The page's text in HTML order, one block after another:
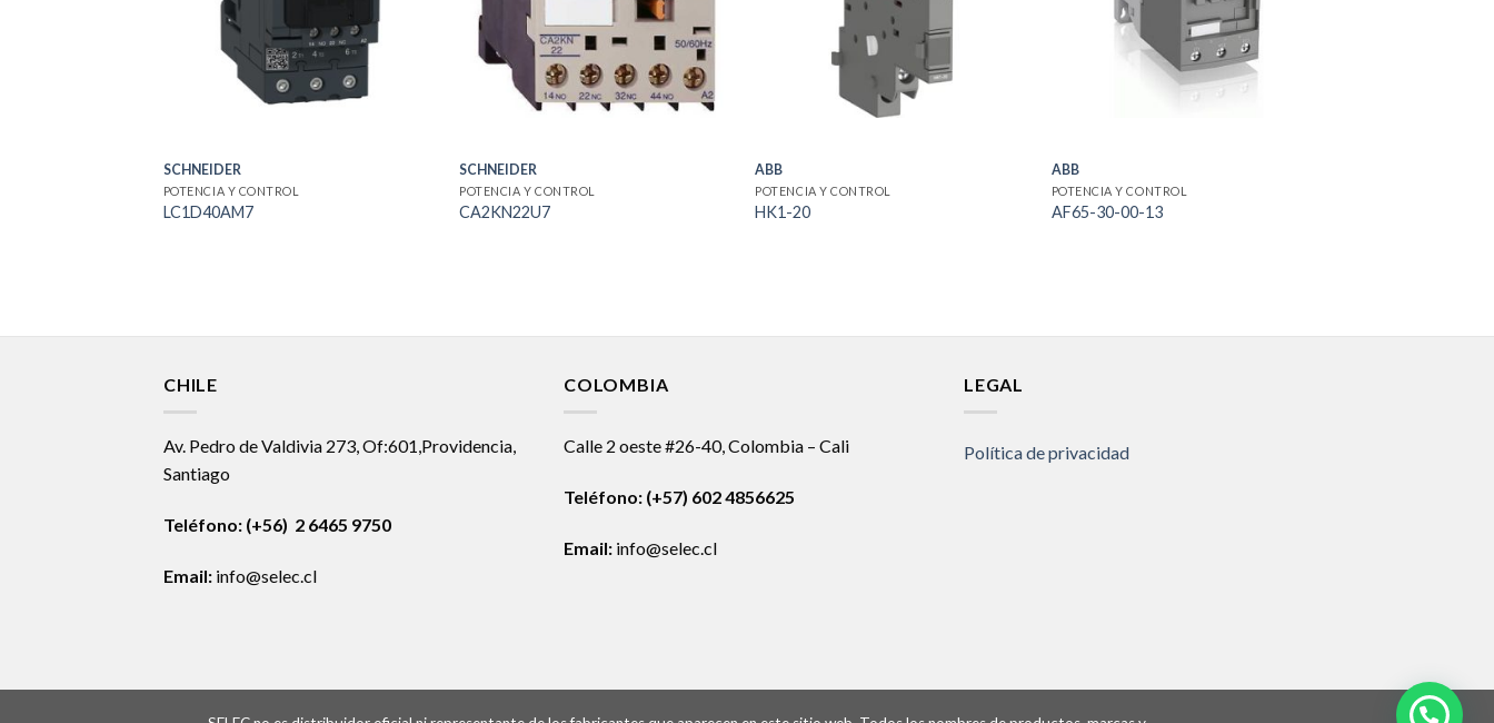
SCHNEIDER
POTENCIA Y CONTROL
LC1D40AM7
SCHNEIDER
POTENCIA Y CONTROL
CA2KN22U7
ABB
POTENCIA Y CONTROL
HK1-20
ABB
POTENCIA Y CONTROL
AF65-30-00-13
CHILE
Av. Pedro de Valdivia 273, Of:601,Providencia,
Santiago
Teléfono: (+56) 2 6465 9750
Email: info@selec.cl
COLOMBIA
Calle 2 oeste #26-40, Colombia – Cali
Teléfono: (+57) 602 4856625
Email: info@selec.cl
LEGAL
Política de privacidad